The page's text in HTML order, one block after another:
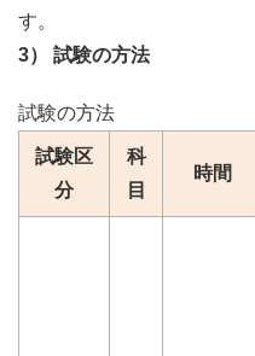
す。
3） 試験の方法
試験の方法
試験区
分
科
目
時間